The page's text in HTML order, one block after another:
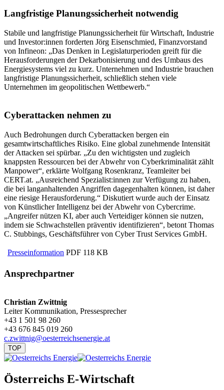
Langfristige Planungssicherheit notwendig
Stabile und langfristige Planungssicherheit für Wirtschaft, Industrie
und Investor:innen forderten Jörg Eisenschmied, Finanzvorstand
von Infineon: „Das Denken in Legislaturperioden greift für die
Herausforderungen der Dekarbonisierung und des Umbaus des
Energiesystems viel zu kurz. Unternehmen und Industrie brauchen
langfristige Planungssicherheit, schließlich stehen viele
Unternehmen im geopolitischen Wettbewerb.“
Cyberattacken nehmen zu
Auch Bedrohungen durch Cyberattacken bergen ein
gesamtwirtschaftliches Risiko. Eine global zunehmende Intensität
der Attacken sei spürbar. „Zu den wichtigsten und zugleich
knappsten Ressourcen bei der Abwehr von Cyberkriminalität zählt
Manpower“, erklärte Wolfgang Rosenkranz, Teamleiter bei
CERT.at. „Ausreichend Spezialist:innen zur Verfügung zu haben,
die bei langanhaltenden Angriffen dagegenhalten können, ist daher
eine riesige Herausforderung.“ Diskutiert wurde auch der Einsatz
von Künstlicher Intelligenz bei der Abwehr von Cybercrime.
„Angreifer nützen KI, aber auch Verteidiger können sie nutzen,
indem sie Schwachstellen präventiv identifizieren“, betont Thomas
C. Stubbings, Geschäftsführer von Cyber Trust Services GmbH.
Presseinformation PDF 118 KB
Ansprechpartner
Christian Zwittnig
Leiter Kommunikation, Pressesprecher
+43 1 501 98 260
+43 676 845 019 260
c.zwittnig@oesterreichsenergie.at
TOP
Österreichs E-Wirtschaft